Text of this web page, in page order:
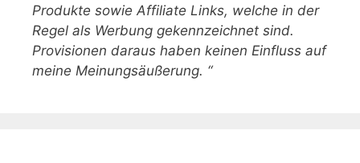
Produkte sowie Affiliate Links, welche in der
Regel als Werbung gekennzeichnet sind.
Provisionen daraus haben keinen Einfluss auf
meine Meinungsäußerung. “